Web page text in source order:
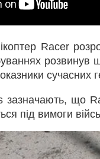
Racer
розвинув
сучасних
що
під вимоги